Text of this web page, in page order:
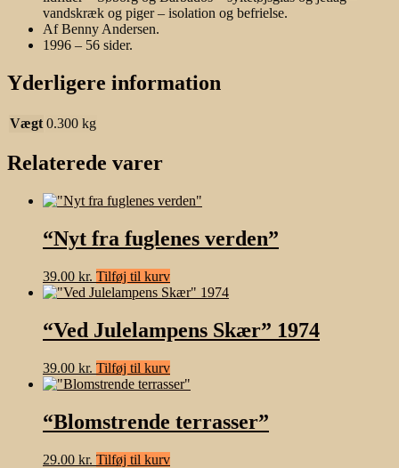
vandskræk og piger – isolation og befrielse.
Af Benny Andersen.
1996 – 56 sider.
Yderligere information
Vægt 0.300 kg
Relaterede varer
“Nyt fra fuglenes verden”
39.00 kr. Tilføj til kurv
“Ved Julelampens Skær” 1974
39.00 kr. Tilføj til kurv
“Blomstrende terrasser”
29.00 kr. Tilføj til kurv